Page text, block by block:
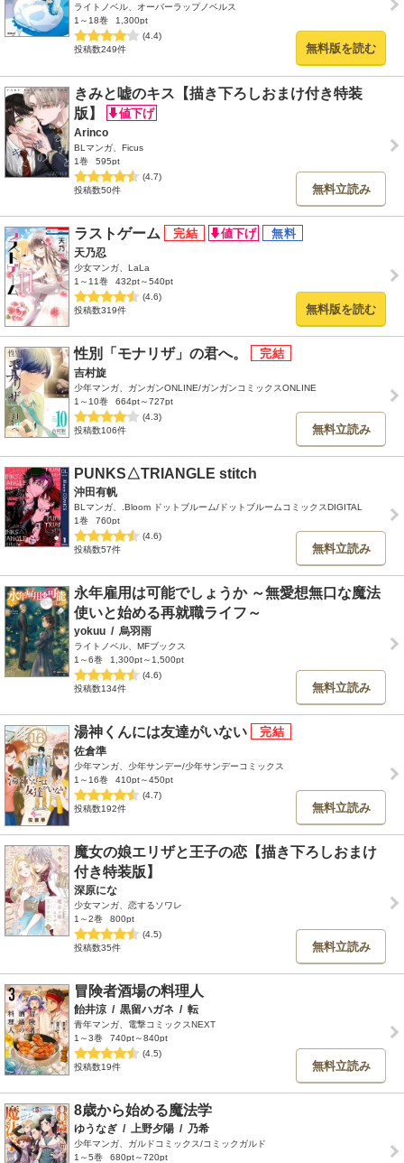
ライトノベル、オーバーラップノベルス
1～18巻
1,300pt
(4.4)
投稿数249件
無料版を読む
きみと嘘のキス【描き下ろしおまけ付き特装
版】
Arinco
BLマンガ、Ficus
1巻
595pt
(4.7)
投稿数50件
無料立読み
ラストゲーム
天乃忍
少女マンガ、LaLa
1～11巻
432pt～540pt
(4.6)
投稿数319件
無料版を読む
性別「モナリザ」の君へ。
吉村旋
少年マンガ、ガンガンONLINE/ガンガンコミックスONLINE
1～10巻
664pt～727pt
(4.3)
投稿数106件
無料立読み
PUNKS△TRIANGLE stitch
沖田有帆
BLマンガ、.Bloom ドットブルーム/ドットブルームコミックスDIGITAL
1巻
760pt
(4.6)
投稿数57件
無料立読み
永年雇用は可能でしょうか ～無愛想無口な魔法
使いと始める再就職ライフ～
yokuu / 烏羽雨
ライトノベル、MFブックス
1～6巻
1,300pt～1,500pt
(4.6)
投稿数134件
無料立読み
湯神くんには友達がいない
佐倉準
少年マンガ、少年サンデー/少年サンデーコミックス
1～16巻
410pt～450pt
(4.7)
投稿数192件
無料立読み
魔女の娘エリザと王子の恋【描き下ろしおまけ
付き特装版】
深原にな
少女マンガ、恋するソワレ
1～2巻
800pt
(4.5)
投稿数35件
無料立読み
冒険者酒場の料理人
飴井涼 / 黒留ハガネ / 転
青年マンガ、電撃コミックスNEXT
1～3巻
740pt～840pt
(4.5)
投稿数19件
無料立読み
8歳から始める魔法学
ゆうなぎ / 上野夕陽 / 乃希
少年マンガ、ガルドコミックス/コミックガルド
1～5巻
680pt～720pt